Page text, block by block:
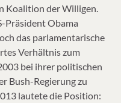
Koalition der Willigen.
Präsident Obama
das parlamentarische
Verhältnis zum
bei ihrer politischen
Bush-Regierung zu
lautete die Position: